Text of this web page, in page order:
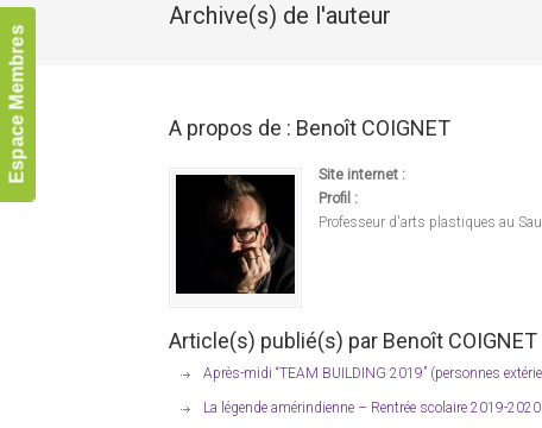
Espace Membres
Archive(s) de l'auteur
A propos de : Benoît COIGNET
Site internet :
Profil :
Professeur d'arts plastiques au
Article(s) publié(s) par Benoît COIGNET
Après-midi “TEAM BUILDING 2019” (personnes
La légende amérindienne – Rentrée scolaire 2019-2020